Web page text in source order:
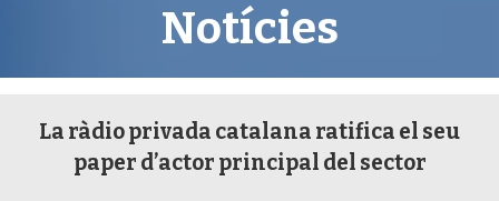
Notícies
La ràdio privada catalana ratifica el seu
paper d’actor principal del sector